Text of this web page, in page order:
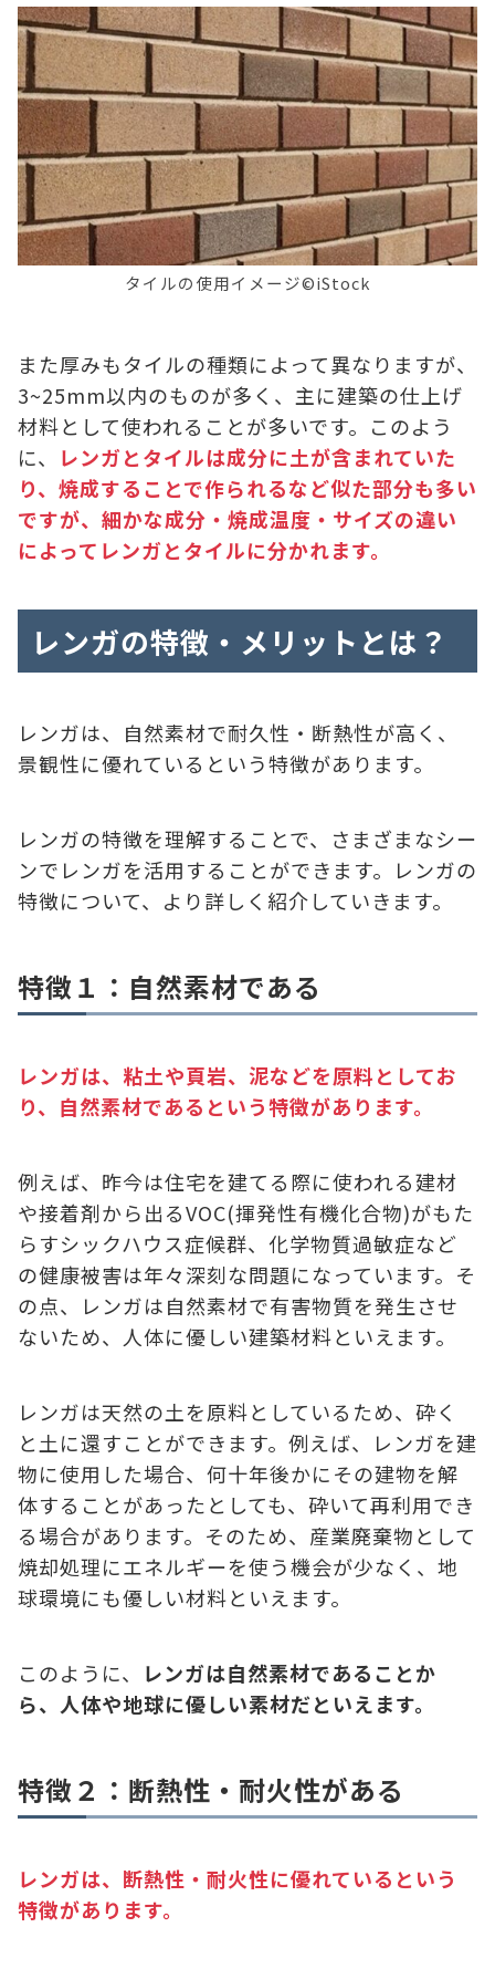
タイルの使用イメージ©iStock
また厚みもタイルの種類によって異なりますが、
3~25mm以内のものが多く、主に建築の仕上げ
材料として使われることが多いです。このよう
に、
レンガとタイルは成分に土が含まれていた
り、焼成することで作られるなど似た部分も多い
ですが、細かな成分・焼成温度・サイズの違い
によってレンガとタイルに分かれます。
レンガの特徴・メリットとは？
レンガは、自然素材で耐久性・断熱性が高く、
景観性に優れているという特徴があります。
レンガの特徴を理解することで、さまざまなシー
ンでレンガを活用することができます。レンガの
特徴について、より詳しく紹介していきます。
特徴１：自然素材である
レンガは、粘土や頁岩、泥などを原料としてお
り、自然素材であるという特徴があります。
例えば、昨今は住宅を建てる際に使われる建材
や接着剤から出るVOC(揮発性有機化合物)がもた
らすシックハウス症候群、化学物質過敏症など
の健康被害は年々深刻な問題になっています。そ
の点、レンガは自然素材で有害物質を発生させ
ないため、人体に優しい建築材料といえます。
レンガは天然の土を原料としているため、砕く
と土に還すことができます。例えば、レンガを建
物に使用した場合、何十年後かにその建物を解
体することがあったとしても、砕いて再利用でき
る場合があります。そのため、産業廃棄物として
焼却処理にエネルギーを使う機会が少なく、地
球環境にも優しい材料といえます。
このように、
レンガは自然素材であることか
ら、人体や地球に優しい素材だといえます。
特徴２：断熱性・耐火性がある
レンガは、断熱性・耐火性に優れているという
特徴があります。